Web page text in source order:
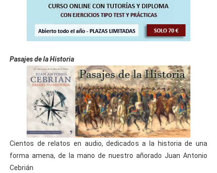
Pasajes de la Historia
Cientos de relatos en audio, dedicados a la historia de una
forma amena, de la mano de nuestro añorado Juan Antonio
Cebrián